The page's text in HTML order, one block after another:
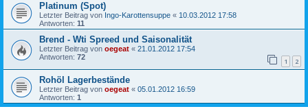
Platinum (Spot)
Letzter Beitrag von Ingo-Karottensuppe « 10.03.2012 17:58
Antworten: 11
Brend - Wti Spreed und Saisonalität
Letzter Beitrag von oegeat « 21.01.2012 17:54
Antworten: 72 1 2
Rohöl Lagerbestände
Letzter Beitrag von oegeat « 05.01.2012 16:59
Antworten: 1